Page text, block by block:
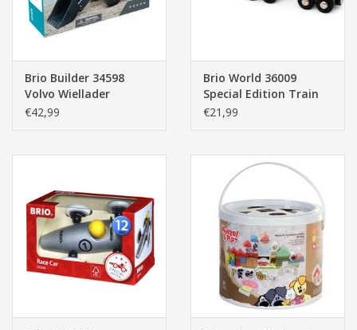
Brio Builder 34598
Volvo Wiellader
€42,99
Brio World 36009
Special Edition Train
(2022)
€21,99